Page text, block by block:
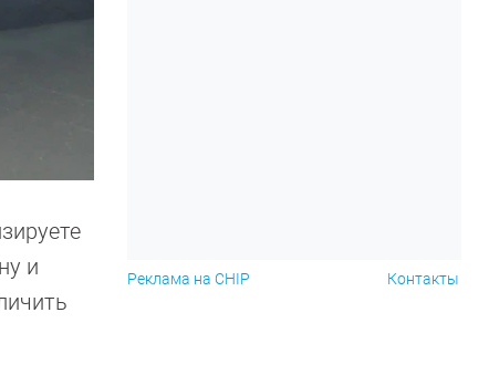
и
Реклама на CHIP Контакты